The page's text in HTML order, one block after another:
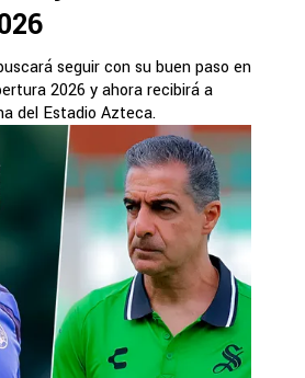
seguir con su buen paso en
2026 y ahora recibirá a
del Estadio Azteca.